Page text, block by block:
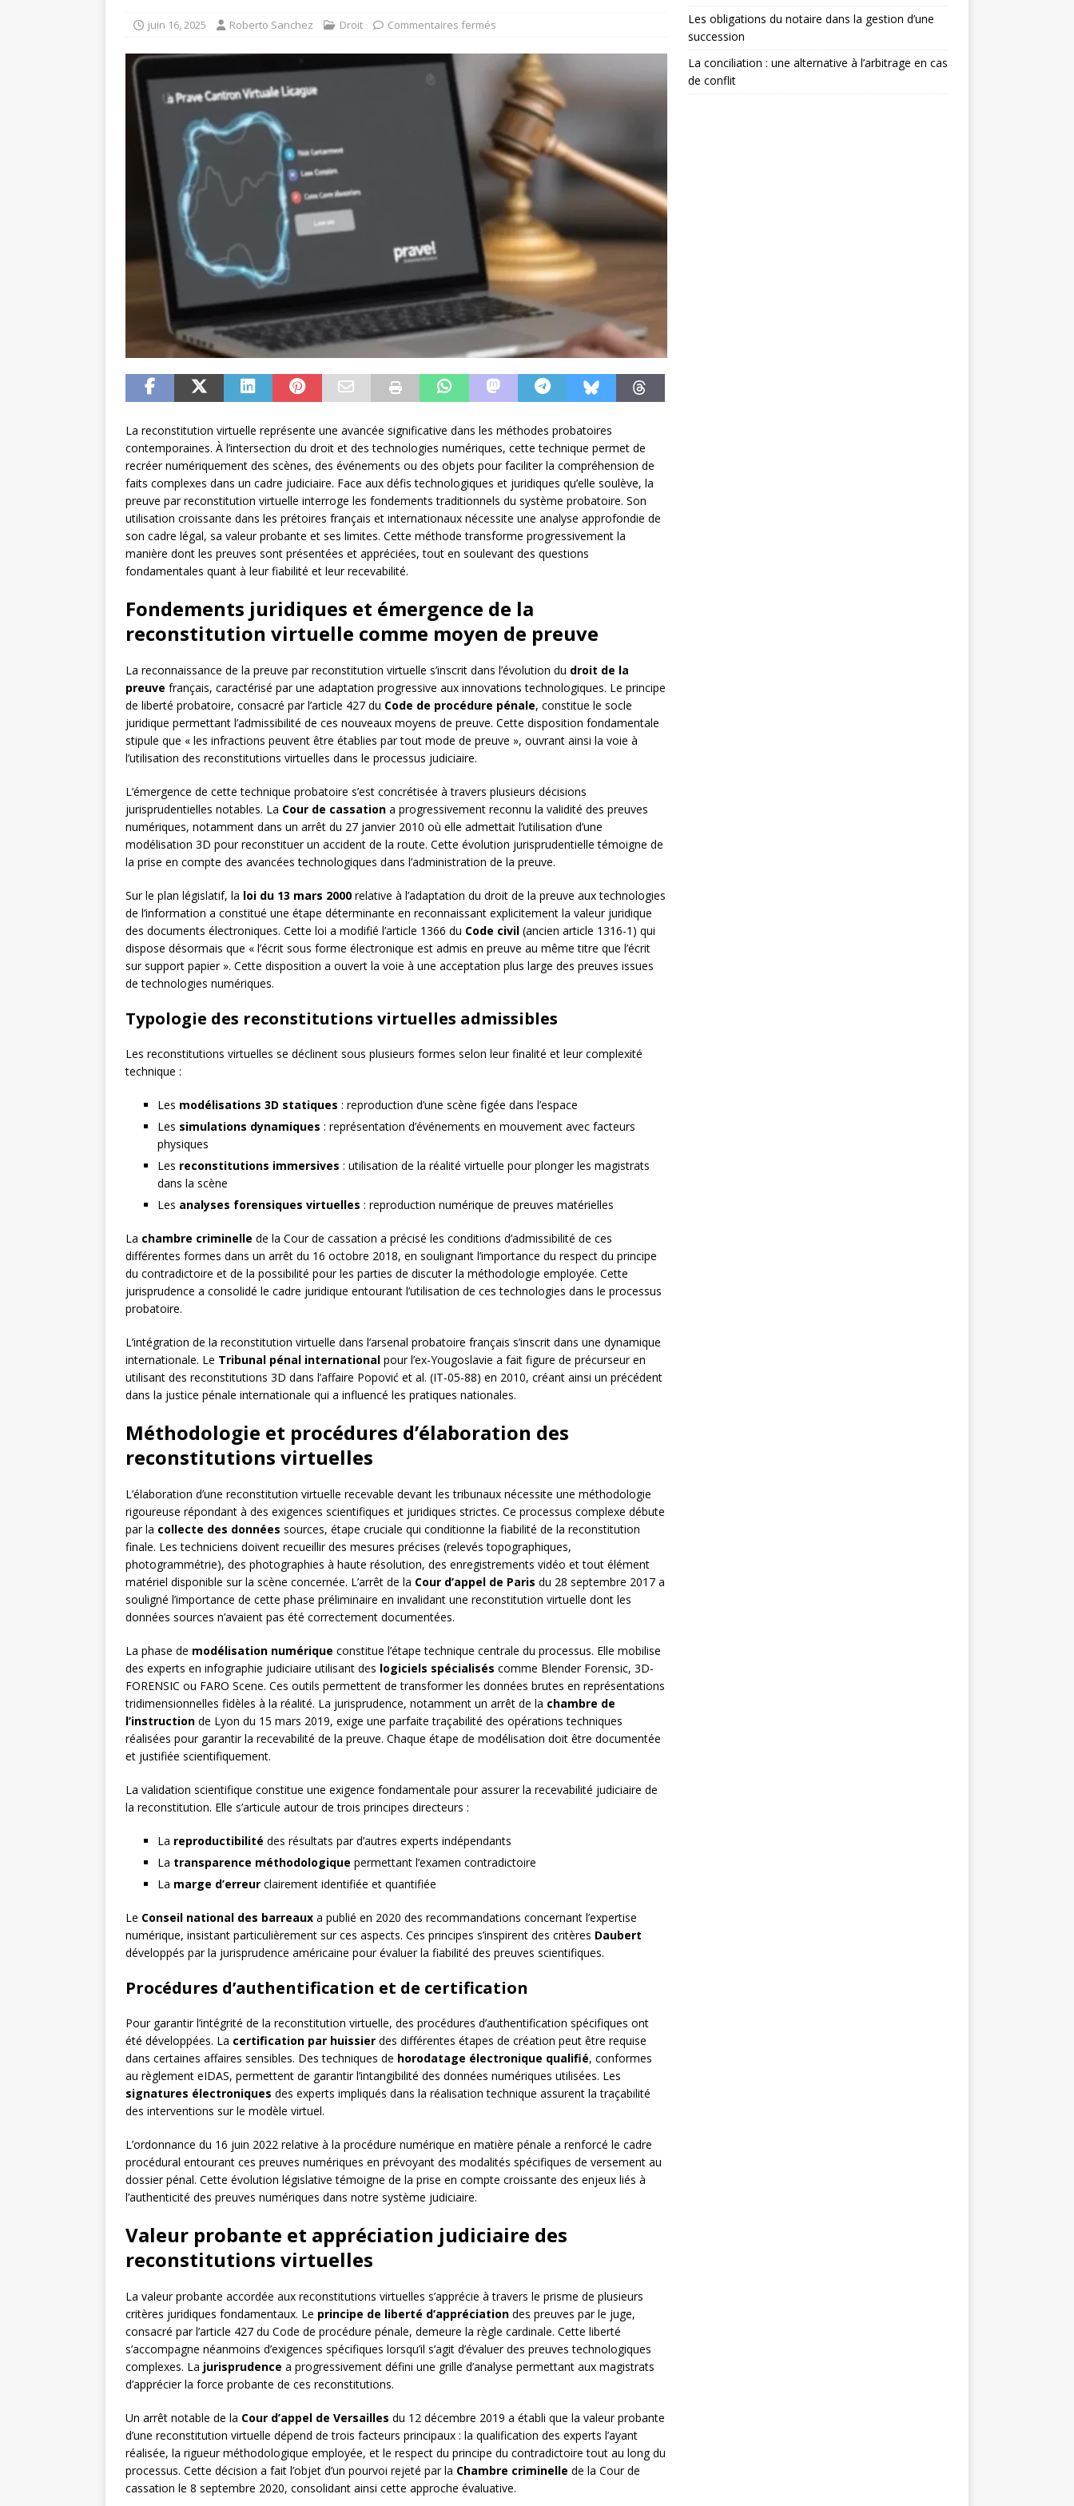
juin 16, 2025 Roberto Sanchez Droit Commentaires fermés
La reconstitution virtuelle représente une avancée significative dans les méthodes probatoires
contemporaines. À l’intersection du droit et des technologies numériques, cette technique permet de
recréer numériquement des scènes, des événements ou des objets pour faciliter la compréhension de
faits complexes dans un cadre judiciaire. Face aux défis technologiques et juridiques qu’elle soulève, la
preuve par reconstitution virtuelle interroge les fondements traditionnels du système probatoire. Son
utilisation croissante dans les prétoires français et internationaux nécessite une analyse approfondie de
son cadre légal, sa valeur probante et ses limites. Cette méthode transforme progressivement la
manière dont les preuves sont présentées et appréciées, tout en soulevant des questions
fondamentales quant à leur fiabilité et leur recevabilité.
Fondements juridiques et émergence de la
reconstitution virtuelle comme moyen de preuve
La reconnaissance de la preuve par reconstitution virtuelle s’inscrit dans l’évolution du droit de la
preuve français, caractérisé par une adaptation progressive aux innovations technologiques. Le principe
de liberté probatoire, consacré par l’article 427 du Code de procédure pénale, constitue le socle
juridique permettant l’admissibilité de ces nouveaux moyens de preuve. Cette disposition fondamentale
stipule que « les infractions peuvent être établies par tout mode de preuve », ouvrant ainsi la voie à
l’utilisation des reconstitutions virtuelles dans le processus judiciaire.
L’émergence de cette technique probatoire s’est concrétisée à travers plusieurs décisions
jurisprudentielles notables. La Cour de cassation a progressivement reconnu la validité des preuves
numériques, notamment dans un arrêt du 27 janvier 2010 où elle admettait l’utilisation d’une
modélisation 3D pour reconstituer un accident de la route. Cette évolution jurisprudentielle témoigne de
la prise en compte des avancées technologiques dans l’administration de la preuve.
Sur le plan législatif, la loi du 13 mars 2000 relative à l’adaptation du droit de la preuve aux technologies
de l’information a constitué une étape déterminante en reconnaissant explicitement la valeur juridique
des documents électroniques. Cette loi a modifié l’article 1366 du Code civil (ancien article 1316-1) qui
dispose désormais que « l’écrit sous forme électronique est admis en preuve au même titre que l’écrit
sur support papier ». Cette disposition a ouvert la voie à une acceptation plus large des preuves issues
de technologies numériques.
Typologie des reconstitutions virtuelles admissibles
Les reconstitutions virtuelles se déclinent sous plusieurs formes selon leur finalité et leur complexité
technique :
Les modélisations 3D statiques : reproduction d’une scène figée dans l’espace
Les simulations dynamiques : représentation d’événements en mouvement avec facteurs
physiques
Les reconstitutions immersives : utilisation de la réalité virtuelle pour plonger les magistrats
dans la scène
Les analyses forensiques virtuelles : reproduction numérique de preuves matérielles
La chambre criminelle de la Cour de cassation a précisé les conditions d’admissibilité de ces
différentes formes dans un arrêt du 16 octobre 2018, en soulignant l’importance du respect du principe
du contradictoire et de la possibilité pour les parties de discuter la méthodologie employée. Cette
jurisprudence a consolidé le cadre juridique entourant l’utilisation de ces technologies dans le processus
probatoire.
L’intégration de la reconstitution virtuelle dans l’arsenal probatoire français s’inscrit dans une dynamique
internationale. Le Tribunal pénal international pour l’ex-Yougoslavie a fait figure de précurseur en
utilisant des reconstitutions 3D dans l’affaire Popović et al. (IT-05-88) en 2010, créant ainsi un précédent
dans la justice pénale internationale qui a influencé les pratiques nationales.
Méthodologie et procédures d’élaboration des
reconstitutions virtuelles
L’élaboration d’une reconstitution virtuelle recevable devant les tribunaux nécessite une méthodologie
rigoureuse répondant à des exigences scientifiques et juridiques strictes. Ce processus complexe débute
par la collecte des données sources, étape cruciale qui conditionne la fiabilité de la reconstitution
finale. Les techniciens doivent recueillir des mesures précises (relevés topographiques,
photogrammétrie), des photographies à haute résolution, des enregistrements vidéo et tout élément
matériel disponible sur la scène concernée. L’arrêt de la Cour d’appel de Paris du 28 septembre 2017 a
souligné l’importance de cette phase préliminaire en invalidant une reconstitution virtuelle dont les
données sources n’avaient pas été correctement documentées.
La phase de modélisation numérique constitue l’étape technique centrale du processus. Elle mobilise
des experts en infographie judiciaire utilisant des logiciels spécialisés comme Blender Forensic, 3D-
FORENSIC ou FARO Scene. Ces outils permettent de transformer les données brutes en représentations
tridimensionnelles fidèles à la réalité. La jurisprudence, notamment un arrêt de la chambre de
l’instruction de Lyon du 15 mars 2019, exige une parfaite traçabilité des opérations techniques
réalisées pour garantir la recevabilité de la preuve. Chaque étape de modélisation doit être documentée
et justifiée scientifiquement.
La validation scientifique constitue une exigence fondamentale pour assurer la recevabilité judiciaire de
la reconstitution. Elle s’articule autour de trois principes directeurs :
La reproductibilité des résultats par d’autres experts indépendants
La transparence méthodologique permettant l’examen contradictoire
La marge d’erreur clairement identifiée et quantifiée
Le Conseil national des barreaux a publié en 2020 des recommandations concernant l’expertise
numérique, insistant particulièrement sur ces aspects. Ces principes s’inspirent des critères Daubert
développés par la jurisprudence américaine pour évaluer la fiabilité des preuves scientifiques.
Procédures d’authentification et de certification
Pour garantir l’intégrité de la reconstitution virtuelle, des procédures d’authentification spécifiques ont
été développées. La certification par huissier des différentes étapes de création peut être requise
dans certaines affaires sensibles. Des techniques de horodatage électronique qualifié, conformes
au règlement eIDAS, permettent de garantir l’intangibilité des données numériques utilisées. Les
signatures électroniques des experts impliqués dans la réalisation technique assurent la traçabilité
des interventions sur le modèle virtuel.
L’ordonnance du 16 juin 2022 relative à la procédure numérique en matière pénale a renforcé le cadre
procédural entourant ces preuves numériques en prévoyant des modalités spécifiques de versement au
dossier pénal. Cette évolution législative témoigne de la prise en compte croissante des enjeux liés à
l’authenticité des preuves numériques dans notre système judiciaire.
Valeur probante et appréciation judiciaire des
reconstitutions virtuelles
La valeur probante accordée aux reconstitutions virtuelles s’apprécie à travers le prisme de plusieurs
critères juridiques fondamentaux. Le principe de liberté d’appréciation des preuves par le juge,
consacré par l’article 427 du Code de procédure pénale, demeure la règle cardinale. Cette liberté
s’accompagne néanmoins d’exigences spécifiques lorsqu’il s’agit d’évaluer des preuves technologiques
complexes. La jurisprudence a progressivement défini une grille d’analyse permettant aux magistrats
d’apprécier la force probante de ces reconstitutions.
Un arrêt notable de la Cour d’appel de Versailles du 12 décembre 2019 a établi que la valeur probante
d’une reconstitution virtuelle dépend de trois facteurs principaux : la qualification des experts l’ayant
réalisée, la rigueur méthodologique employée, et le respect du principe du contradictoire tout au long du
processus. Cette décision a fait l’objet d’un pourvoi rejeté par la Chambre criminelle de la Cour de
cassation le 8 septembre 2020, consolidant ainsi cette approche évaluative.
Les obligations du notaire dans la gestion d’une
succession
La conciliation : une alternative à l’arbitrage en cas
de conflit